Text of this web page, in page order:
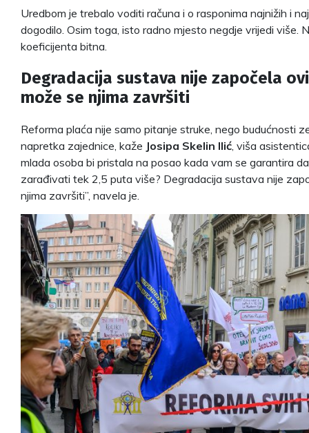
Uredbom je trebalo voditi računa i o rasponima najnižih i
dogodilo. Osim toga, isto radno mjesto negdje vrijedi više.
koeficijenta bitna.
Degradacija sustava nije započela
može se njima završiti
Reforma plaća nije samo pitanje struke, nego budućnosti
napretka zajednice, kaže Josipa Skelin Ilić , viša
mlada osoba bi pristala na posao kada vam se garantira
zarađivati tek 2,5 puta više? Degradacija sustava nije
njima završiti”, navela je.